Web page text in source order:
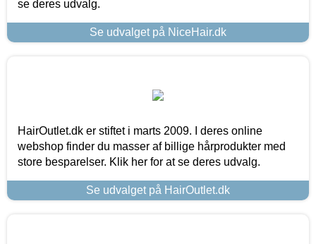
se deres udvalg.
Se udvalget på NiceHair.dk
HairOutlet.dk er stiftet i marts 2009. I deres online
webshop finder du masser af billige hårprodukter med
store besparelser. Klik her for at se deres udvalg.
Se udvalget på HairOutlet.dk